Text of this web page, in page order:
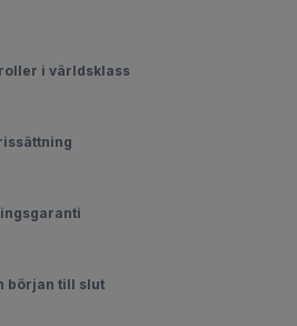
i världsklass
början till slut